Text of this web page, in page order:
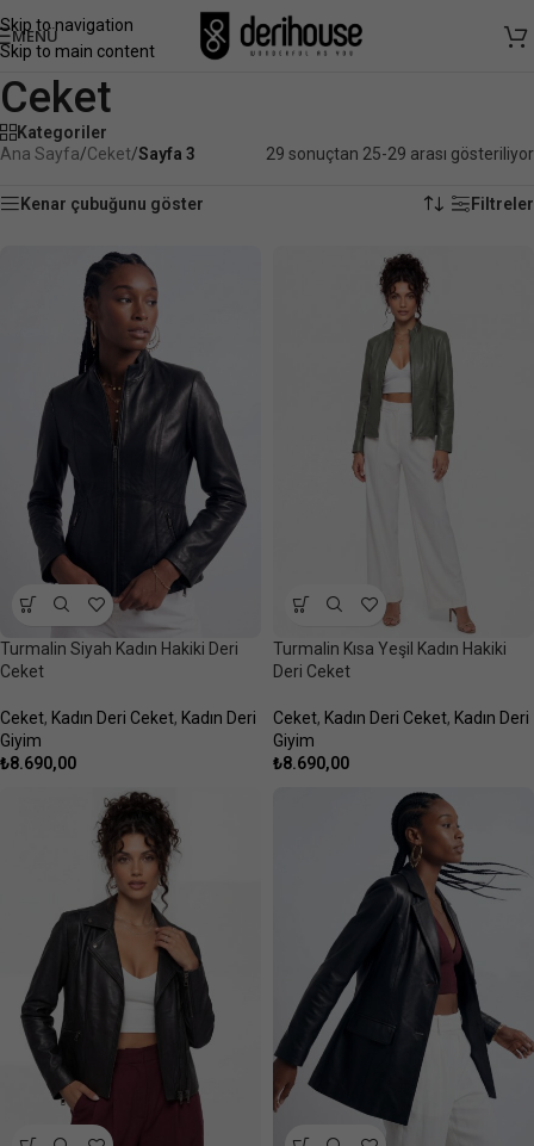
Skip to navigation
Skip to main content
MENÜ
Ceket
Kategoriler
Ana Sayfa/Ceket/Sayfa 3 29 sonuçtan 25-29 arası gösteriliyor
Kenar çubuğunu göster Filtreler
Turmalin Siyah Kadın Hakiki Deri
Ceket
Ceket, Kadın Deri Ceket, Kadın Deri
Giyim
₺8.690,00
Turmalin Kısa Yeşil Kadın Hakiki
Deri Ceket
Ceket, Kadın Deri Ceket, Kadın Deri
Giyim
₺8.690,00